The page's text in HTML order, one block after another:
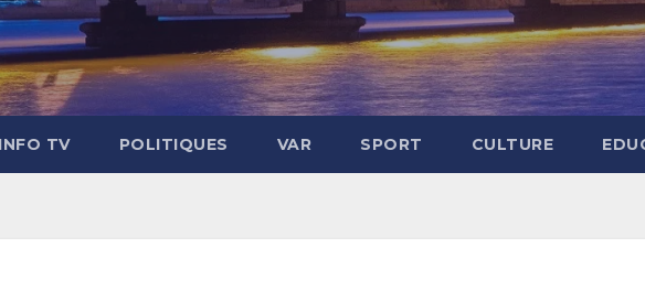
TV POLITIQUES VAR SPORT CULTURE